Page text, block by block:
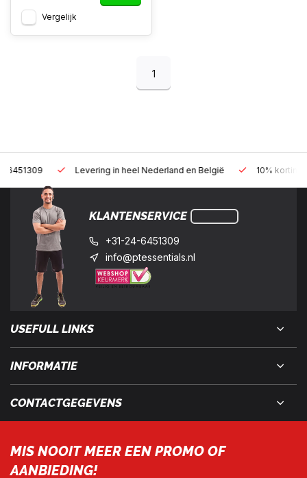
Vergelijk
1
Levering in heel Nederland en België 10% korting met een
KLANTENSERVICE
+31-24-6451309
info@ptessentials.nl
USEFULL LINKS
INFORMATIE
CONTACTGEGEVENS
MIS NOOIT MEER EEN PROMO OF
AANBIEDING!